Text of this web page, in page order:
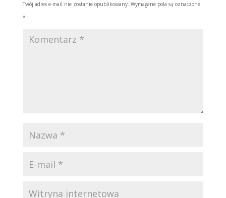
Twój adres e-mail nie zostanie opublikowany. Wymagane pola są oznaczone
*